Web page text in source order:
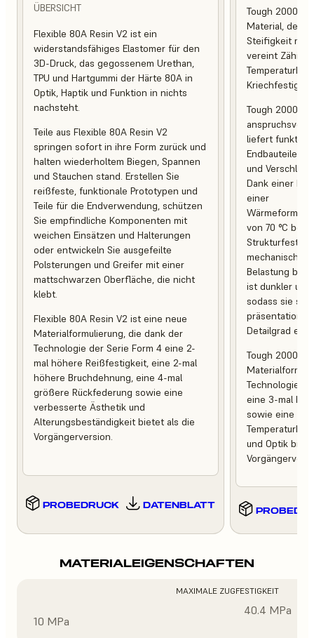
ÜBERSICHT
Flexible 80A Resin V2 ist ein
widerstandsfähiges Elastomer für den
3D-Druck, das gegossenem Urethan,
TPU und Hartgummi der Härte 80A in
Optik, Haptik und Funktion in nichts
nachsteht.
Teile aus Flexible 80A Resin V2
springen sofort in ihre Form zurück und
halten wiederholtem Biegen, Spannen
und Stauchen stand. Erstellen Sie
reißfeste, funktionale Prototypen und
Teile für die Endverwendung, schützen
Sie empfindliche Komponenten mit
weichen Einsätzen und Halterungen
oder entwickeln Sie ausgefeilte
Polsterungen und Greifer mit einer
mattschwarzen Oberfläche, die nicht
klebt.
Flexible 80A Resin V2 ist eine neue
Materialformulierung, die dank der
Technologie der Serie Form 4 eine 2-
mal höhere Reißfestigkeit, eine 2-mal
höhere Bruchdehnung, eine 4-mal
größere Rückfederung sowie eine
verbesserte Ästhetik und
Alterungsbeständigkeit bietet als die
Vorgängerversion.
PROBEDRUCK DATENBLATT
Tough 2000
Material,
Steifigkeit mit
vereint
Tough 2000
liefert
Endbauteile,
und
Dank einer
einer
von 70 °C
mechanischer
Belastung bei.
ist dunkler
sodass sie
Detailgrad
Tough 2000
Technologie
eine 3-mal
sowie eine
und Optik
MATERIALEIGENSCHAFTEN
MAXIMALE ZUGFESTIGKEIT
10 MPa
40.4 MPa